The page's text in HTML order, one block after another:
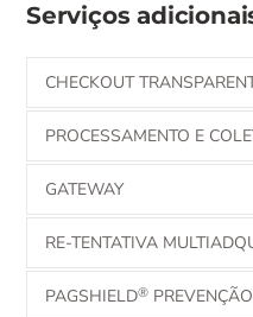
Serviços
CHECKOUT
PROCESSAMENTO E
GATEWAY
RE-TENTATIVA
PAGSHIELD®